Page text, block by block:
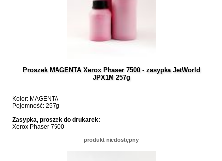
Proszek MAGENTA Xerox Phaser 7500 - zasypka JetWorld
JPX1M 257g
Kolor: MAGENTA
Pojemność: 257g
Zasypka, proszek do drukarek:
Xerox Phaser 7500
produkt niedostępny